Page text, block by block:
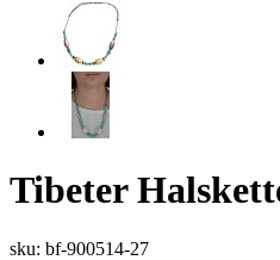
Tibeter
sku: bf-900514-27